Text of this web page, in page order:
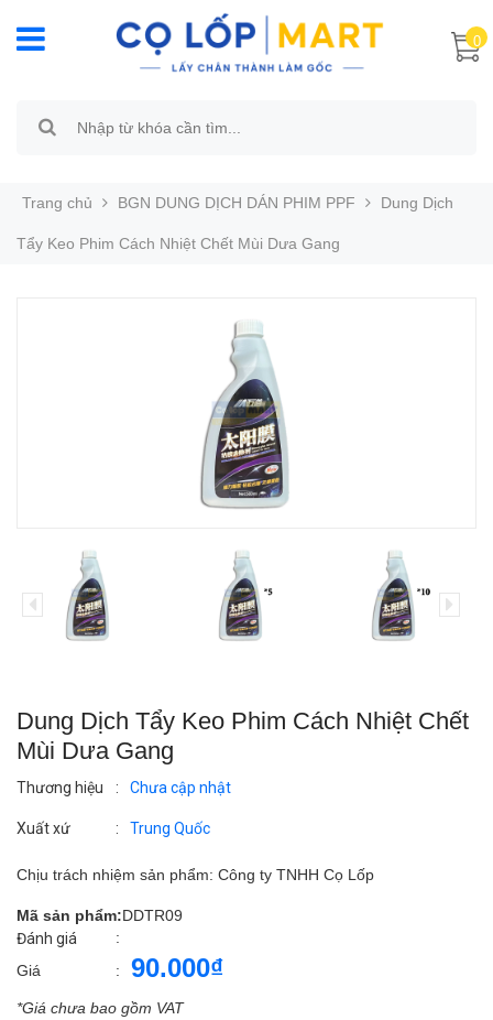
0
Trang chủ BGN DUNG DỊCH DÁN PHIM PPF Dung Dịch
Tẩy Keo Phim Cách Nhiệt Chết Mùi Dưa Gang
Dung Dịch Tẩy Keo Phim Cách Nhiệt Chết
Mùi Dưa Gang
Thương hiệu : Chưa cập nhật
Xuất xứ : Trung Quốc
Chịu trách nhiệm sản phẩm: Công ty TNHH Cọ Lốp
Mã sản phẩm:DDTR09
Đánh giá
:
Giá
: 90.000₫
*Giá chưa bao gồm VAT